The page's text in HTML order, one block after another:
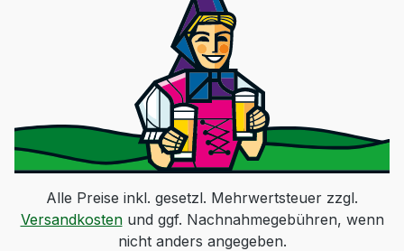
Alle Preise inkl. gesetzl. Mehrwertsteuer zzgl.
Versandkostenund ggf. Nachnahmegebühren, wenn
nicht anders angegeben.